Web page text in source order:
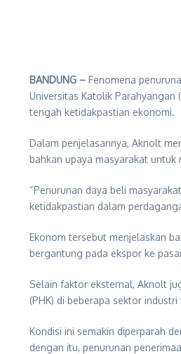
BANDUNG – Fenomena
Universitas Katolik Parahyangan
tengah ketidakpastian ekonomi.
Dalam penjelasannya, Aknolt
bahkan upaya masyarakat
“Penurunan daya beli
ketidakpastian dalam
Ekonom tersebut menjelaskan
bergantung pada ekspor ke
Selain faktor eksternal, Aknolt
(PHK) di beberapa sektor
Kondisi ini semakin diperparah
dengan itu, penurunan